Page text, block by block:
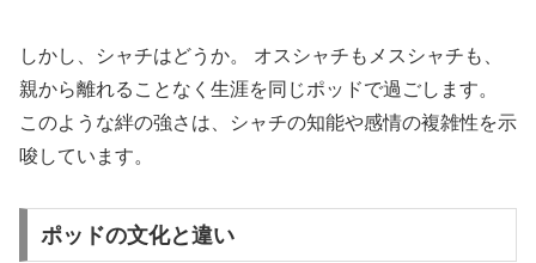
しかし、シャチはどうか。 オスシャチもメスシャチも、
親から離れることなく生涯を同じポッドで過ごします。
このような絆の強さは、シャチの知能や感情の複雑性を示
唆しています。
ポッドの文化と違い